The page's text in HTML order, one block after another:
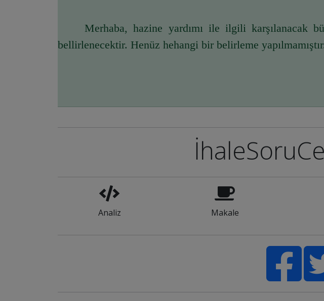
bellirlenecektir. Henüz hehangi bir belirleme
Analiz Makale